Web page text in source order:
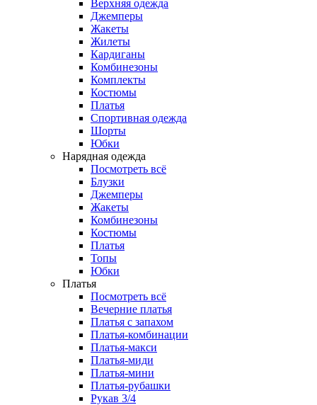
Верхняя одежда
Джемперы
Жакеты
Жилеты
Кардиганы
Комбинезоны
Комплекты
Костюмы
Платья
Спортивная одежда
Шорты
Юбки
Нарядная одежда
Посмотреть всё
Блузки
Джемперы
Жакеты
Комбинезоны
Костюмы
Платья
Топы
Юбки
Платья
Посмотреть всё
Вечерние платья
Платья с запахом
Платья-комбинации
Платья-макси
Платья-миди
Платья-мини
Платья-рубашки
Рукав 3/4